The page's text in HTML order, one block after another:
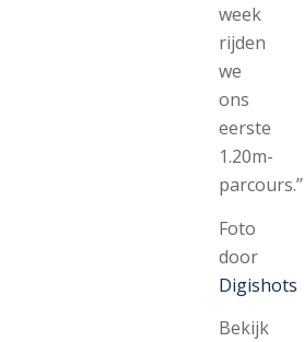
week
rijden
we
ons
eerste
1.20m-
parcours.’’
Foto
door
Digishots
Bekijk